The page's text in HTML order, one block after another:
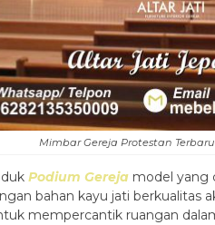
Mimbar Gereja Protestan Terbaru
Podium Gereja model yang
bahan kayu jati berkualitas
mempercantik ruangan